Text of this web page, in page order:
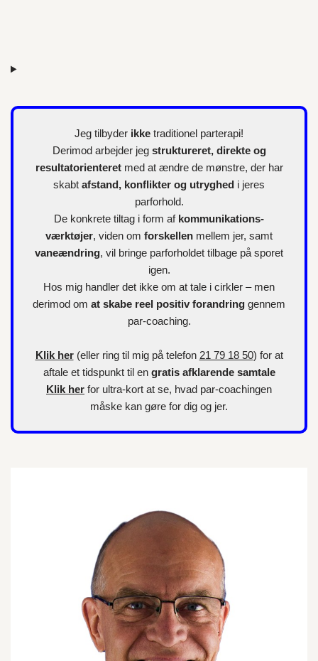
Jeg tilbyder ikke traditionel parterapi!
Derimod arbejder jeg struktureret, direkte og
resultatorienteretmed at ændre de mønstre, der har
skabt afstand, konflikter og utryghed i jeres
parforhold.
De konkrete tiltag i form af kommunikations-
værktøjer, viden om forskellen mellem jer, samt
vaneændring, vil bringe parforholdet tilbage på sporet
igen.
Hos mig handler det ikke om at tale i cirkler – men
derimod om at skabe reel positiv forandring gennem
par-coaching.
Klik her(eller ring til mig på telefon 21 79 18 50) for at
aftale et tidspunkt til en gratis afklarende samtale
Klik her for ultra-kort at se, hvad par-coachingen
måske kan gøre for dig og jer.